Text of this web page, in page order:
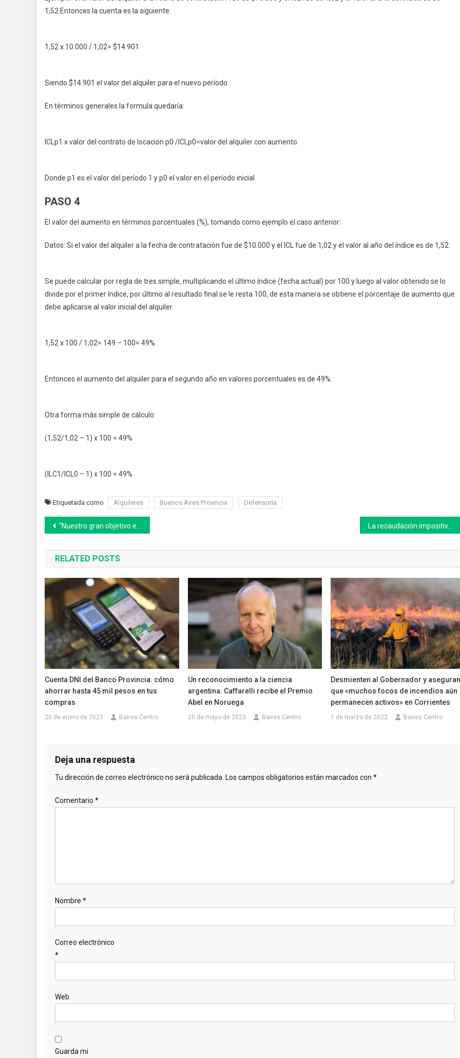
1,52 Entonces la cuenta es la siguiente:
1,52 x 10.000 / 1,02= $14.901
Siendo $14.901 el valor del alquiler para el nuevo período.
En términos generales la formula quedaría:
ICLp1 x valor del contrato de locación p0 /ICLp0=valor del alquiler con aumento.
Donde p1 es el valor del período 1 y p0 el valor en el período inicial
PASO 4
El valor del aumento en términos porcentuales (%), tomando como ejemplo el caso anterior:
Datos: Si el valor del alquiler a la fecha de contratación fue de $10.000 y el ICL fue de 1,02 y el valor al año del índice es de 1,52.
Se puede calcular por regla de tres simple, multiplicando el último índice (fecha actual) por 100 y luego al valor obtenido se lo
divide por el primer índice, por último al resultado final se le resta 100, de esta manera se obtiene el porcentaje de aumento que
debe aplicarse al valor inicial del alquiler.
1,52 x 100 / 1,02= 149 – 100= 49%
Entonces el aumento del alquiler para el segundo año en valores porcentuales es de 49%.
Otra forma más simple de cálculo:
(1,52/1,02 – 1) x 100 = 49%
(ILC1/ICL0 – 1) x 100 = 49%
Etiquetada como Alquileres Buenos Aires Provincia Defensoría
Navegación
de
entradas
“Nuestro gran objetivo es generar y crear trabajo”
RELATED POSTS
Cuenta DNI del Banco Provincia: cómo
ahorrar hasta 45 mil pesos en tus
compras
20 de enero de 2023 Baires Centro
Un reconocimiento a la ciencia
argentina: Caffarelli recibe el Premio
Abel en Noruega
20 de mayo de 2023 Baires Centro
Desmienten al Gobernador y
que «muchos focos de incendios aún
permanecen activos» en Corrientes
1 de marzo de 2022 Baires Centro
Deja una respuesta
Tu dirección de correo electrónico no será publicada. Los campos obligatorios están marcados con *
Comentario *
Nombre *
Correo electrónico
*
Web
Guarda mi